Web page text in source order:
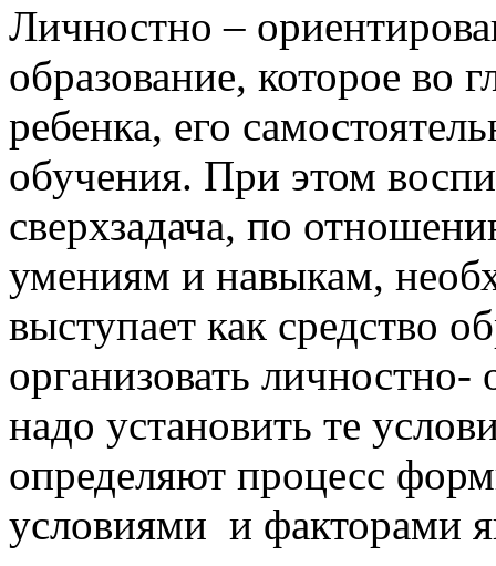
Личностно –
образование, которое во
ребенка, его
обучения. При этом
сверхзадача, по
умениям и навыкам,
выступает как средство
организовать личностно-
надо установить те
определяют процесс
условиями и факторами